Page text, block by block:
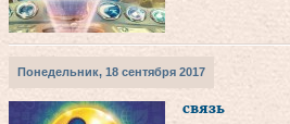
Понедельник, 18 сентября 2017
связь